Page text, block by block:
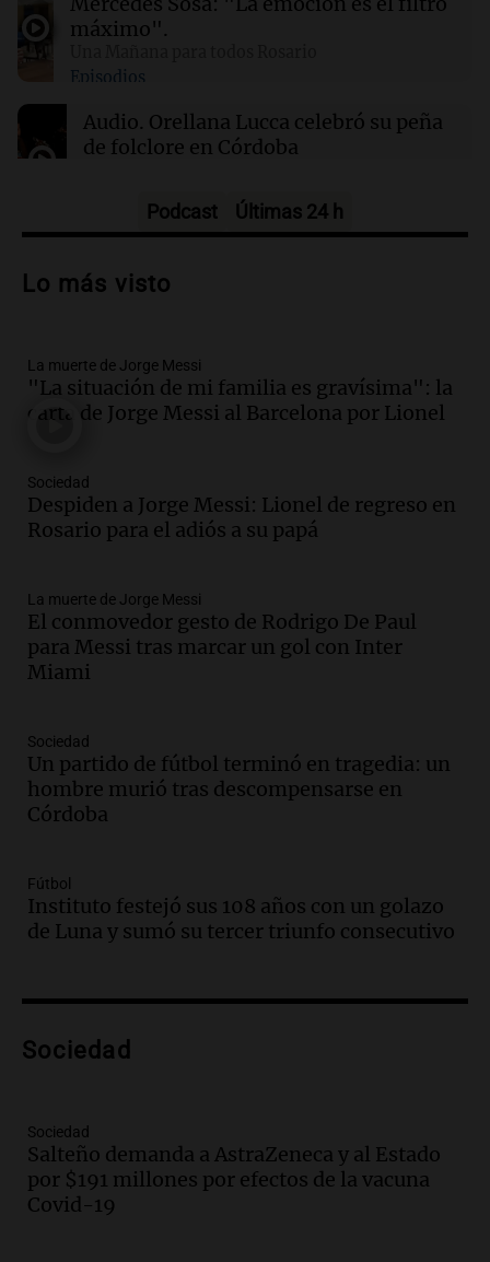
antojos ni mejora la salud, según estudio
01:29 Mundo
El lago Mead alcanza su nivel más bajo en 90
años, evidenciando la crisis hídrica en EE.UU.
máximo".
Episodios
Audio. Orellana Lucca celebró su peña
de folclore en Córdoba
Audio.Trágico accidente en Mendoza:
vehículos desde un puente
Audio.Tragedia en Mendoza: un muerto
y cinco heridos tras caer dos autos desde
un puente
Audio.Messi llegará esta noche a
Rosario para acompañar a su familia
Episodios
Audio.Ley de Propiedad Privada: el revés
en el Congreso expuso una debilidad
comunicacional del Gobierno
Episodios
Audio.Casabindo se prepara para una
celebración única: 30.000 turistas y el
tradicional Toreo de la Vincha
Audio.Borges, abogada de Pourrain:
"Tres hombres se lo llevaron para
hacerle preguntas y nunca regresó"
Episodios
metros del río Suquía y retiraron hasta
Episodios
Audio.La historia de la servilleta que
firmó Jorge Messi para el primer
contrato de Leo con Barcelona
Podcast Últimas 24 h
Lo más visto
La muerte de Jorge Messi
"La situación de mi familia es gravísima": la
carta de Jorge Messi al Barcelona por Lionel
Sociedad
Despiden a Jorge Messi: Lionel de regreso en
Rosario para el adiós a su papá
La muerte de Jorge Messi
El conmovedor gesto de Rodrigo De Paul
para Messi tras marcar un gol con Inter
Miami
Sociedad
Un partido de fútbol terminó en tragedia: un
hombre murió tras descompensarse en
Córdoba
Fútbol
Instituto festejó sus 108 años con un golazo
de Luna y sumó su tercer triunfo consecutivo
Sociedad
Sociedad
Salteño demanda a AstraZeneca y al Estado
por $191 millones por efectos de la vacuna
Covid-19